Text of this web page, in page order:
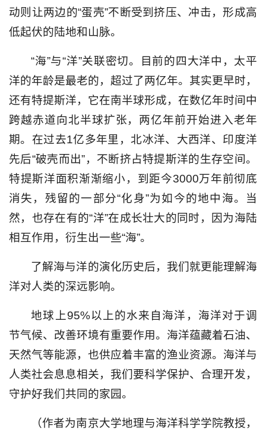
动则让两边的“蛋壳”不断受到挤压、冲击，形成高
低起伏的陆地和山脉。
“海”与“洋”关联密切。目前的四大洋中，太平
洋的年龄是最老的，超过了两亿年。其实更早时，
还有特提斯洋，它在南半球形成，在数亿年时间中
跨越赤道向北半球扩张，两亿年前开始进入老年
期。在过去1亿多年里，北冰洋、大西洋、印度洋
先后“破壳而出”，不断挤占特提斯洋的生存空间。
特提斯洋面积渐渐缩小，到距今3000万年前彻底
消失，残留的一部分“化身”为如今的地中海。当
然，也存在有的“洋”在成长壮大的同时，因为海陆
相互作用，衍生出一些“海”。
了解海与洋的演化历史后，我们就更能理解海
洋对人类的深远影响。
地球上95%以上的水来自海洋，海洋对于调
节气候、改善环境有重要作用。海洋蕴藏着石油、
天然气等能源，也供应着丰富的渔业资源。海洋与
人类社会息息相关，我们要科学保护、合理开发，
守护好我们共同的家园。
（作者为南京大学地理与海洋科学学院教授，